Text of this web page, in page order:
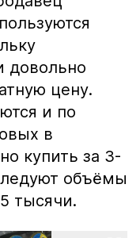
довольно
цену.
и по
в
купить за 3-
объёмы
тысячи.